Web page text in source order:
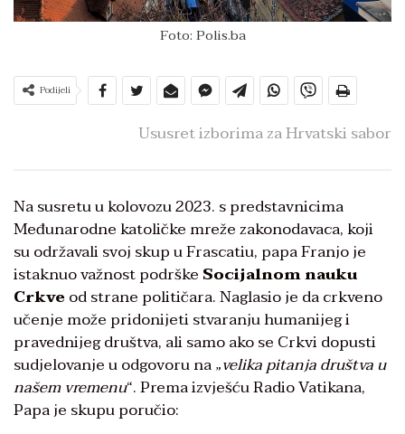
Foto: Polis.ba
Podijeli
Ususret izborima za Hrvatski sabor
Na susretu u kolovozu 2023. s predstavnicima
Međunarodne katoličke mreže zakonodavaca, koji
su održavali svoj skup u Frascatiu, papa Franjo je
istaknuo važnost podrške Socijalnom nauku
Crkve od strane političara. Naglasio je da crkveno
učenje može pridonijeti stvaranju humanijeg i
pravednijeg društva, ali samo ako se Crkvi dopusti
sudjelovanje u odgovoru na „velika pitanja društva u
našem vremenu“. Prema izvješću Radio Vatikana,
Papa je skupu poručio: